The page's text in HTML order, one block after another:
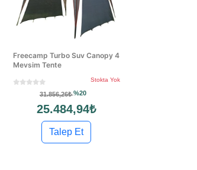
Freecamp Turbo Suv Canopy 4
Mevsim Tente
Stokta Yok
31.856,26₺%20
25.484,94₺
Talep Et